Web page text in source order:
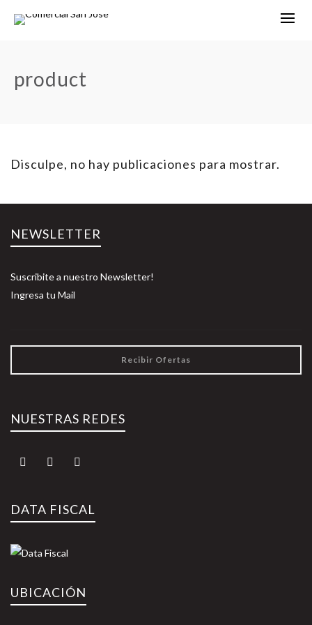
product
Disculpe, no hay publicaciones para mostrar.
NEWSLETTER
Suscribite a nuestro Newsletter!
Ingresa tu Mail
Recibir Ofertas
NUESTRAS REDES
DATA FISCAL
UBICACIÓN